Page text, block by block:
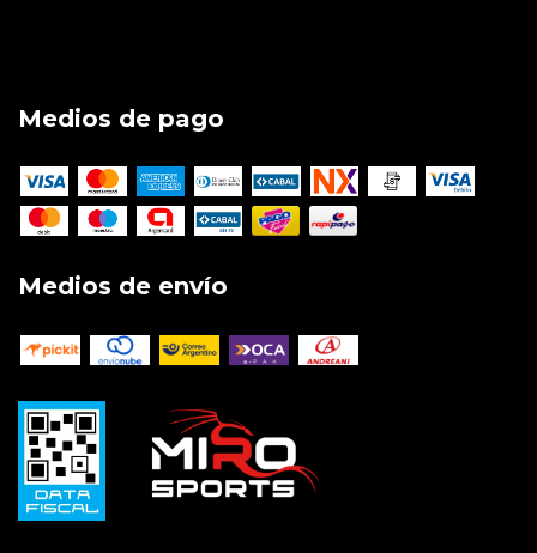
Medios de pago
Medios de envío